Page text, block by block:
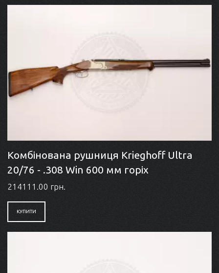
Комбінована рушниця Krieghoff Ultra
20/76 - .308 Win 600 мм горіх
214111.00 грн.
КУПИТИ